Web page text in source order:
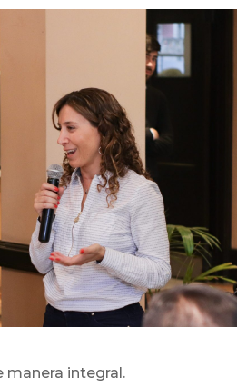
manera integral.